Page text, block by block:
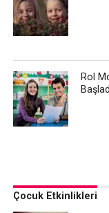
Rol
Çocuk Etkinlikleri